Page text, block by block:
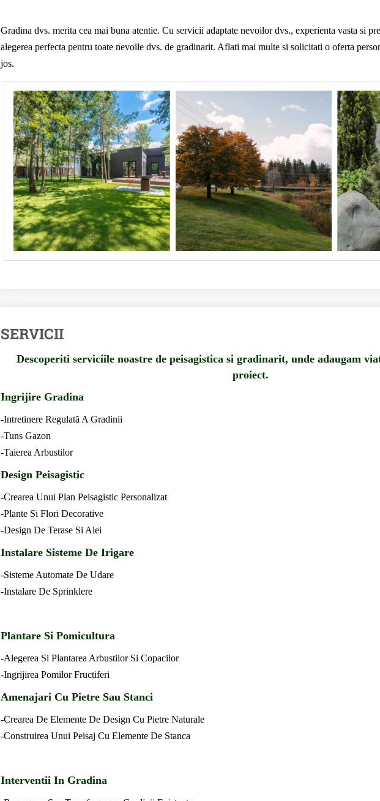
Gradina dvs. merita cea mai buna atentie. Cu servicii adaptate nevoilor dvs., experienta vasta si
alegerea perfecta pentru toate nevoile dvs. de gradinarit. Aflati mai multe si solicitati o oferta
jos.
SERVICII
Descoperiti serviciile noastre de peisagistica si gradinarit, unde adaugam
proiect.
Ingrijire Gradina
-Intretinere Regulată A Gradinii
-Tuns Gazon
-Taierea Arbustilor
Design Peisagistic
-Crearea Unui Plan Peisagistic Personalizat
-Plante Si Flori Decorative
-Design De Terase Si Alei
Instalare Sisteme De Irigare
-Sisteme Automate De Udare
-Instalare De Sprinklere
Plantare Si Pomicultura
-Alegerea Si Plantarea Arbustilor Si Copacilor
-Ingrijirea Pomilor Fructiferi
Amenajari Cu Pietre Sau Stanci
-Crearea De Elemente De Design Cu Pietre Naturale
-Construirea Unui Peisaj Cu Elemente De Stanca
Interventii In Gradina